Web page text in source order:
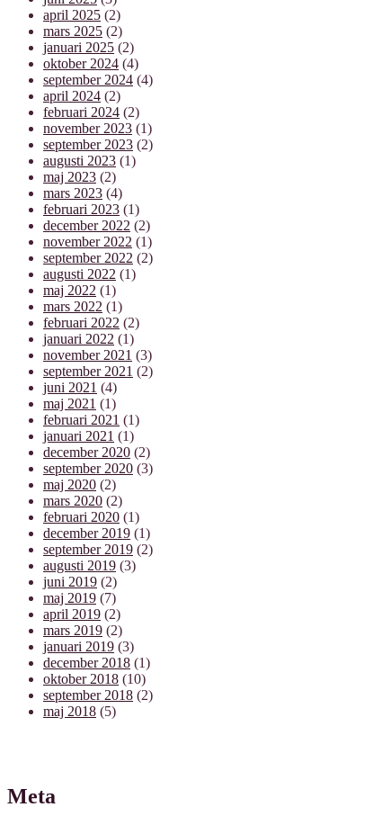
april 2025 (2)
mars 2025 (2)
januari 2025 (2)
oktober 2024 (4)
september 2024 (4)
april 2024 (2)
februari 2024 (2)
november 2023 (1)
september 2023 (2)
augusti 2023 (1)
maj 2023 (2)
mars 2023 (4)
februari 2023 (1)
december 2022 (2)
november 2022 (1)
september 2022 (2)
augusti 2022 (1)
maj 2022 (1)
mars 2022 (1)
februari 2022 (2)
januari 2022 (1)
november 2021 (3)
september 2021 (2)
juni 2021 (4)
maj 2021 (1)
februari 2021 (1)
januari 2021 (1)
december 2020 (2)
september 2020 (3)
maj 2020 (2)
mars 2020 (2)
februari 2020 (1)
december 2019 (1)
september 2019 (2)
augusti 2019 (3)
juni 2019 (2)
maj 2019 (7)
april 2019 (2)
mars 2019 (2)
januari 2019 (3)
december 2018 (1)
oktober 2018 (10)
september 2018 (2)
maj 2018 (5)
Meta